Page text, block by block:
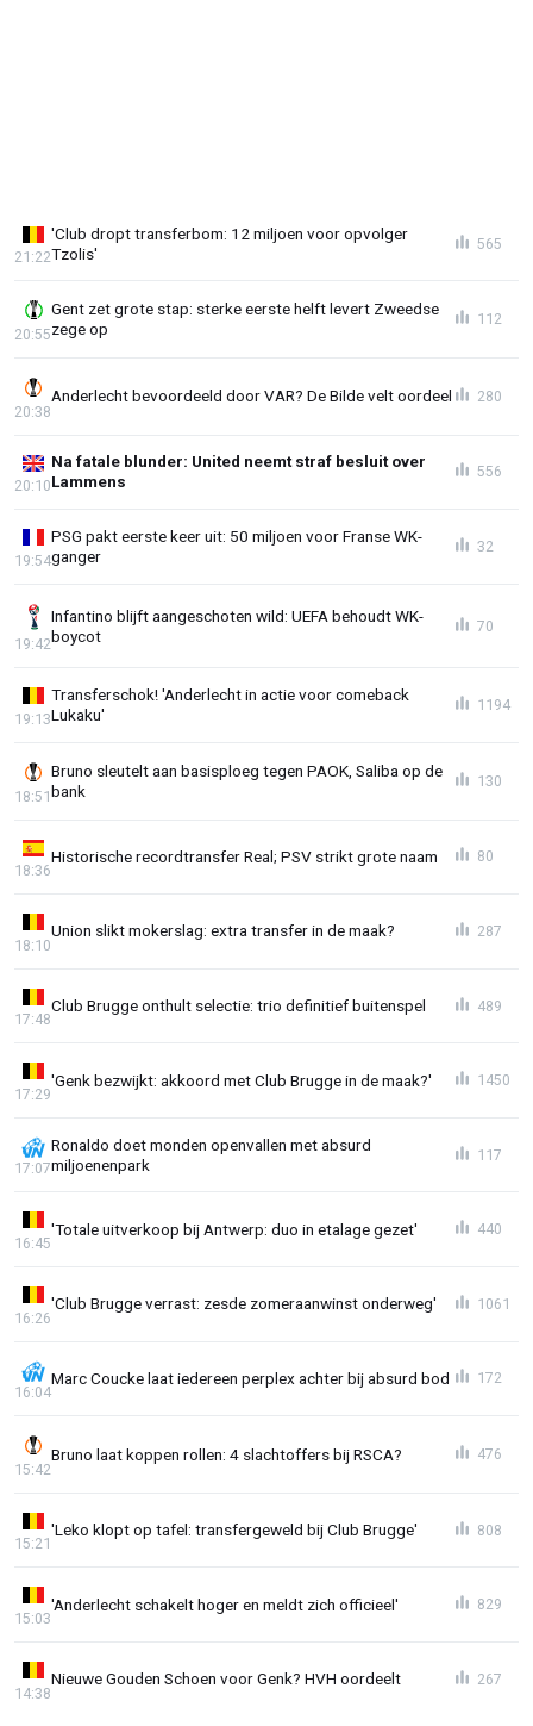
'Club dropt transferbom: 12 miljoen voor opvolger
Tzolis'
21:22
565
Gent zet grote stap: sterke eerste helft levert Zweedse
zege op
20:55
112
Anderlecht bevoordeeld door VAR? De Bilde velt oordeel
20:38
280
Na fatale blunder: United neemt straf besluit over
Lammens
20:10
556
PSG pakt eerste keer uit: 50 miljoen voor Franse WK-
ganger
19:54
32
Infantino blijft aangeschoten wild: UEFA behoudt WK-
boycot
19:42
70
Transferschok! 'Anderlecht in actie voor comeback
Lukaku'
19:13
1194
Bruno sleutelt aan basisploeg tegen PAOK, Saliba op de
bank
18:51
130
Historische recordtransfer Real; PSV strikt grote naam
18:36
80
Union slikt mokerslag: extra transfer in de maak?
18:10
287
Club Brugge onthult selectie: trio definitief buitenspel
17:48
489
'Genk bezwijkt: akkoord met Club Brugge in de maak?'
17:29
1450
Ronaldo doet monden openvallen met absurd
miljoenenpark
17:07
117
'Totale uitverkoop bij Antwerp: duo in etalage gezet'
16:45
440
'Club Brugge verrast: zesde zomeraanwinst onderweg'
16:26
1061
Marc Coucke laat iedereen perplex achter bij absurd bod
16:04
172
Bruno laat koppen rollen: 4 slachtoffers bij RSCA?
15:42
476
'Leko klopt op tafel: transfergeweld bij Club Brugge'
15:21
808
'Anderlecht schakelt hoger en meldt zich officieel'
15:03
829
Nieuwe Gouden Schoen voor Genk? HVH oordeelt
14:38
267